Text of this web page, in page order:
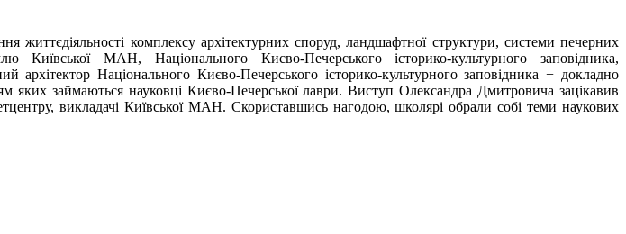
життєдіяльності комплексу архітектурних споруд, ландшафтної структури, системи печерних
МАН, Національного Києво-Печерського історико-культурного заповідника,
архітектор Національного Києво-Печерського історико-культурного заповідника − докладно
займаються науковці Києво-Печерської лаври. Виступ Олександра Дмитровича зацікавив
викладачі Київської МАН. Скориставшись нагодою, школярі обрали собі теми наукових